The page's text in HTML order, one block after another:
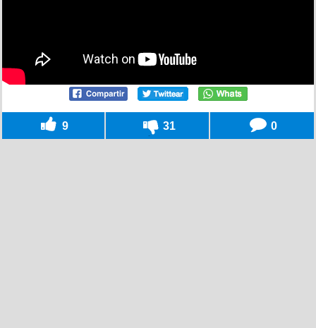
9 31 0